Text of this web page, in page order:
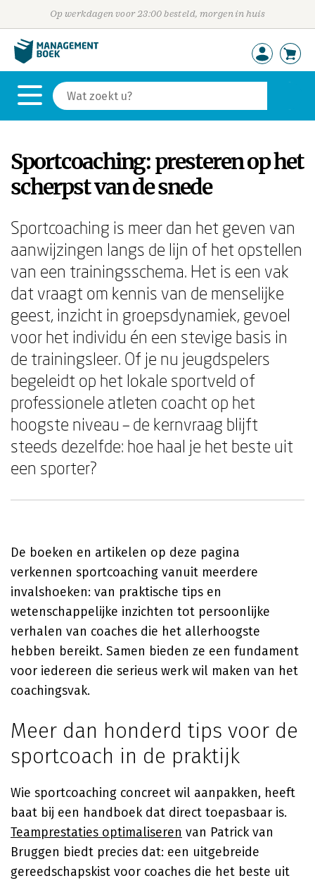
Op werkdagen voor 23:00 besteld, morgen in huis
Sportcoaching: presteren op het
scherpst van de snede
Sportcoaching is meer dan het geven van
aanwijzingen langs de lijn of het opstellen
van een trainingsschema. Het is een vak
dat vraagt om kennis van de menselijke
geest, inzicht in groepsdynamiek, gevoel
voor het individu én een stevige basis in
de trainingsleer. Of je nu jeugdspelers
begeleidt op het lokale sportveld of
professionele atleten coacht op het
hoogste niveau – de kernvraag blijft
steeds dezelfde: hoe haal je het beste uit
een sporter?
De boeken en artikelen op deze pagina
verkennen sportcoaching vanuit meerdere
invalshoeken: van praktische tips en
wetenschappelijke inzichten tot persoonlijke
verhalen van coaches die het allerhoogste
hebben bereikt. Samen bieden ze een fundament
voor iedereen die serieus werk wil maken van het
coachingsvak.
Meer dan honderd tips voor de
sportcoach in de praktijk
Wie sportcoaching concreet wil aanpakken, heeft
baat bij een handboek dat direct toepasbaar is.
Teamprestaties optimaliseren van Patrick van
Bruggen biedt precies dat: een uitgebreide
gereedschapskist voor coaches die het beste uit